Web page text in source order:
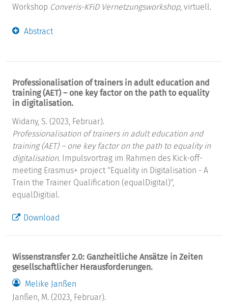
Workshop Converis-KFiD Vernetzungsworkshop, virtuell.
Abstract
Professionalisation of trainers in adult education and
training (AET) – one key factor on the path to equality
in digitalisation.
Widany, S. (2023, Februar).
Professionalisation of trainers in adult education and
training (AET) – one key factor on the path to equality in
digitalisation. Impulsvortrag im Rahmen des Kick-off-
meeting Erasmus+ project "Equality in Digitalisation - A
Train the Trainer Qualification (equalDigital)",
equalDigitial.
Download
Wissenstransfer 2.0: Ganzheitliche Ansätze in Zeiten
gesellschaftlicher Herausforderungen.
Melike Janßen
Janßen, M. (2023, Februar).